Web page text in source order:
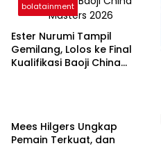
bolatainment
Ester Nurumi Tampil
Gemilang, Lolos ke Final
Kualifikasi Baoji China
Mees Hilgers Ungkap
Pemain Terkuat, dan